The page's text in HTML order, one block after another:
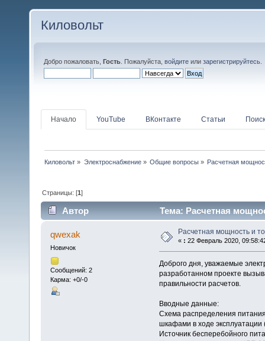
Киловольт
Добро пожаловать, Гость . Пожалуйста, войдите или зарегистрируйтесь
Начало YouTube ВКонтакте Статьи Поиск
Киловольт » Электроснабжение» Общие вопросы» Расчетная
Страницы: [1]
Автор Тема: Расчетная
qwexak
Новичок
Сообщений: 2
Карма: +0/-0
Расчетная мощность и
« : 22 Февраль 2020,
Доброго дня, уважаемые
разработанном проекте
правильности расчетов.
Вводные данные:
Схема распределения
шкафами в ходе
Источник бесперебойного